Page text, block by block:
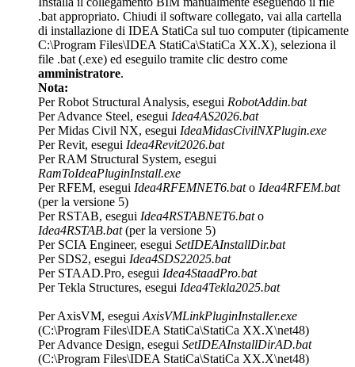
.bat appropriato. Chiudi il software collegato, vai alla cartella
di installazione di IDEA StatiCa sul tuo computer (tipicamente
C:\Program Files\IDEA StatiCa\StatiCa XX.X), seleziona il
file .bat (.exe) ed eseguilo tramite clic destro come
amministratore.
Nota:
Per Robot Structural Analysis, esegui RobotAddin.bat
Per Advance Steel, esegui Idea4AS2026.bat
Per Midas Civil NX, esegui IdeaMidasCivilNXPlugin.exe
Per Revit, esegui Idea4Revit2026.bat
Per RAM Structural System, esegui
RamToIdeaPluginInstall.exe
Per RFEM, esegui Idea4RFEMNET6.bato Idea4RFEM.bat
(per la versione 5)
Per RSTAB, esegui Idea4RSTABNET6.bato
Idea4RSTAB.bat(per la versione 5)
Per SCIA Engineer, esegui SetIDEAInstallDir.bat
Per SDS2, esegui Idea4SDS22025.bat
Per STAAD.Pro, esegui Idea4StaadPro.bat
Per Tekla Structures, esegui Idea4Tekla2025.bat
Per AxisVM, eseguiAxisVMLinkPluginInstaller.exe
(C:\Program Files\IDEA StatiCa\StatiCa XX.X\net48)
Per Advance Design, esegui SetIDEAInstallDirAD.bat
(C:\Program Files\IDEA StatiCa\StatiCa XX.X\net48)